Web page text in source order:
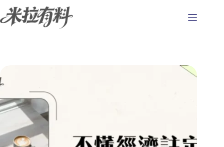
至